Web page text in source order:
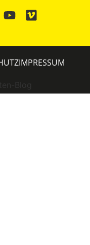
Blog
IMPRESSUM